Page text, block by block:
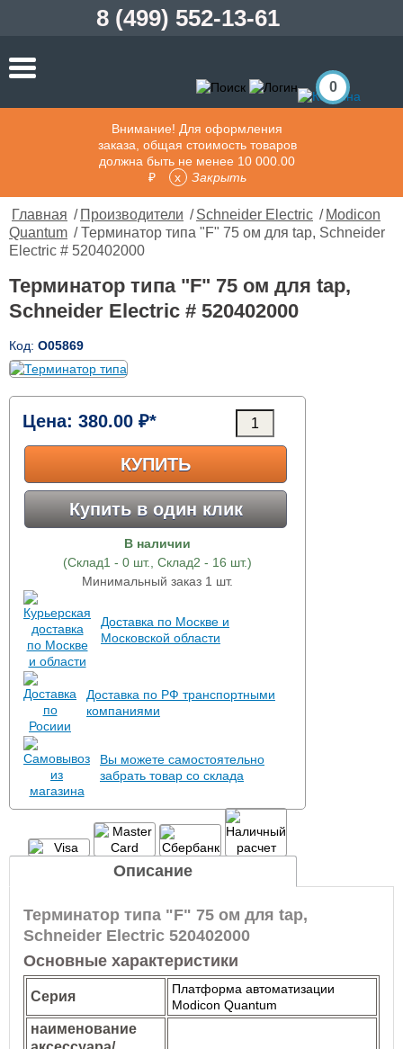
8 (499) 552-13-61
0
Внимание! Для оформления
заказа, общая стоимость товаров
должна быть не менее 10 000.00
₽
Закрыть
Главная / Производители / Schneider Electric / Modicon
Quantum / Терминатор типа "F" 75 ом для tap, Schneider
Electric # 520402000
Терминатор типа "F" 75 ом для tap,
Schneider Electric # 520402000
Код: О05869
Цена: 380.00 ₽*
КУПИТЬ
Купить в один клик
В наличии
(Склад1 - 0 шт., Склад2 - 16 шт.)
Минимальный заказ 1 шт.
Доставка по Москве и
Московской области
Доставка по РФ транспортными
компаниями
Вы можете самостоятельно
забрать товар со склада
Описание
Терминатор типа "F" 75 ом для tap,
Schneider Electric 520402000
Основные характеристики
Серия
Платформа автоматизации
Modicon Quantum
наименование